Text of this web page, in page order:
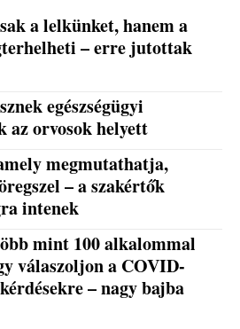
a lelkünket, hanem a
– erre jutottak
egészségügyi
az orvosok helyett
megmutathatja,
– a szakértők
intenek
mint 100 alkalommal
válaszoljon a COVID-
– nagy bajba